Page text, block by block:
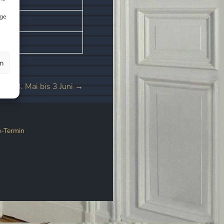
23. Mai bis 3 Juni →
Termin